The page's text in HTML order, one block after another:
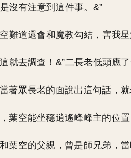
沒有注意到這件事。&”
難道還會和魔教勾結，害我
就去調查！&”二長老低頭應了
著眾長老的面說出這句話，
葉空能坐穩逍遙峰峰主的位
葉空的父親，曾是師兄弟，